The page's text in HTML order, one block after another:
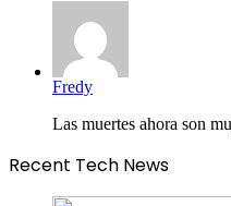
Fredy
Las muertes ahora son
Recent Tech News